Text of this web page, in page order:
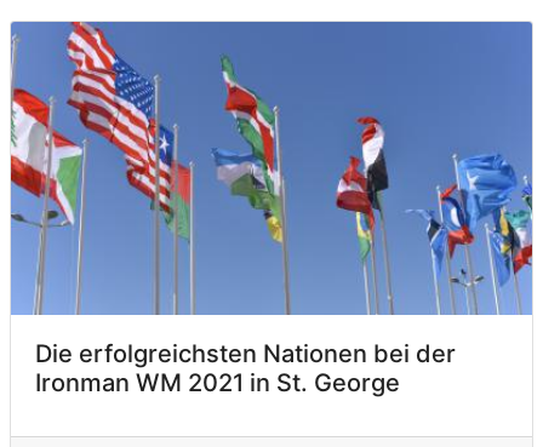
Die erfolgreichsten Nationen bei der
Ironman WM 2021 in St. George